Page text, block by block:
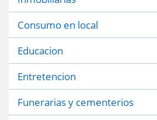
Consumo en local
Educacion
Entretencion
Funerarias y cementerios